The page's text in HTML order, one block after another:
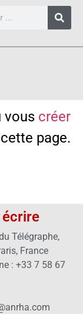
créer
page.
écrire
Télégraphe,
France
: +33 7 58 67